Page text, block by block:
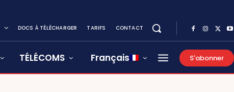
DOCS À TÉLÉCHARGER TARIFS CONTACT
TÉLÉCOMS Français S'abonner